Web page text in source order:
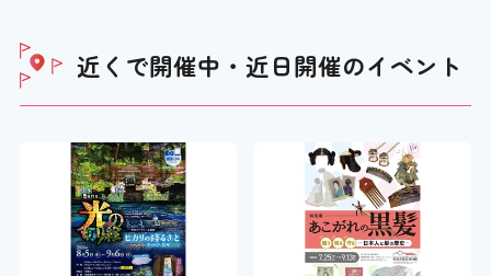
老眼鏡の貸し出し
×
授乳コーナー
近くで開催中・近日開催のイベント